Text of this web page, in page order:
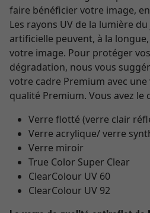
faire bénéficier votre image,
Les rayons UV de la lumière
artificielle peuvent, à la
votre image. Pour protéger
dégradation, nous vous
votre cadre Premium avec
qualité Premium. Vous avez le
Verre flotté (verre clair
Verre acrylique/ verre
Verre miroir
True Color Super Clear
ClearColour UV 60
ClearColour UV 92